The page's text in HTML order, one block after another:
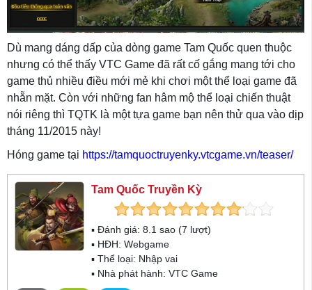
Dù mang dáng dấp của dòng game Tam Quốc quen thuộc
nhưng có thể thấy VTC Game đã rất cố gắng mang tới cho
game thủ nhiều điều mới mẻ khi chơi một thể loại game đã
nhẵn mặt. Còn với những fan hâm mộ thể loại chiến thuật
nói riêng thì TQTK là một tựa game bạn nên thử qua vào dịp
tháng 11/2015 này!
Hóng game tại https://tamquoctruyenky.vtcgame.vn/teaser/
Tam Quốc Truyền Kỳ
▪ Đánh giá: 8.1 sao (7 lượt)
▪ HĐH: Webgame
▪ Thể loại: Nhập vai
▪ Nhà phát hành: VTC Game